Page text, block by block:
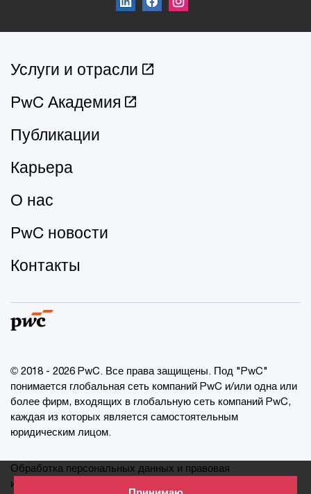
Услуги и отрасли
PwC Академия
Публикации
Карьера
О нас
PwC новости
Контакты
© 2018 - 2026 PwC. Все права защищены. Под "PwC"
понимается глобальная сеть компаний PwC и/или одна или
более фирм, входящих в глобальную сеть компаний PwC,
каждая из которых является самостоятельным
юридическим лицом.
Обработка персональных данных и правовая
информация